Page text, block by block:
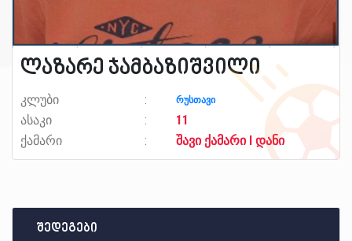
ლაზარე ჯამბაზიშვილი
კლუბი რუსთავი
ასაკი
11
ქამარი
შავი ქამარი I დანი
შედეგები